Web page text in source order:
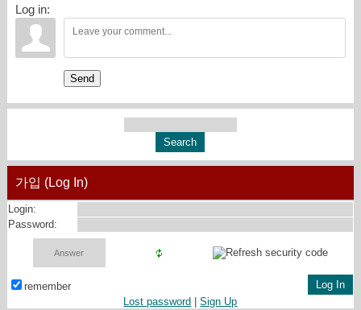
Log in:
Send
가입 (Log In)
Login:
Password:
remember
Lost password |Sign Up